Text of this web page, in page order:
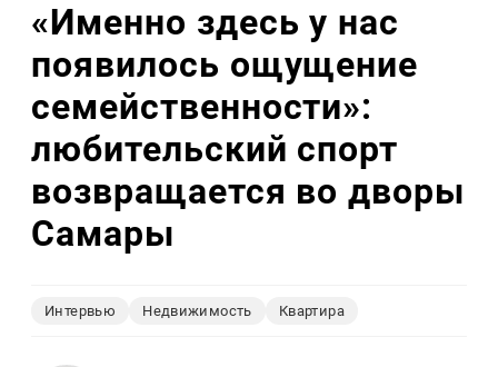
«Именно здесь у нас
появилось ощущение
семейственности»:
любительский спорт
возвращается во дворы
Самары
Интервью Недвижимость Квартира